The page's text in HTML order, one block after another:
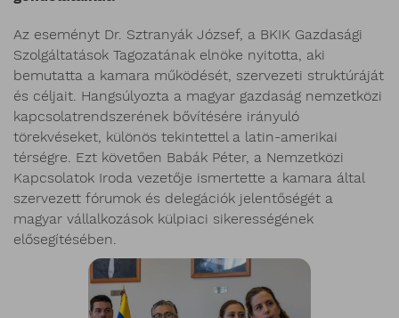
Az eseményt Dr. Sztranyák József, a BKIK Gazdasági
Szolgáltatások Tagozatának elnöke nyitotta, aki
bemutatta a kamara működését, szervezeti struktúráját
és céljait. Hangsúlyozta a magyar gazdaság nemzetközi
kapcsolatrendszerének bővítésére irányuló
törekvéseket, különös tekintettel a latin-amerikai
térségre. Ezt követően Babák Péter, a Nemzetközi
Kapcsolatok Iroda vezetője ismertette a kamara által
szervezett fórumok és delegációk jelentőségét a
magyar vállalkozások külpiaci sikerességének
elősegítésében.